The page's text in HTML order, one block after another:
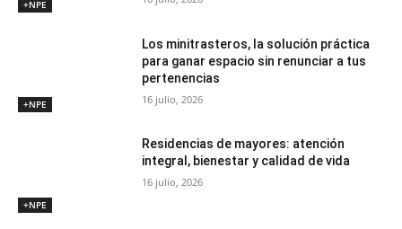
+NPE
+NPE
Los minitrasteros, la solución práctica
para ganar espacio sin renunciar a tus
pertenencias
16 julio, 2026
+NPE
Residencias de mayores: atención
integral, bienestar y calidad de vida
16 julio, 2026